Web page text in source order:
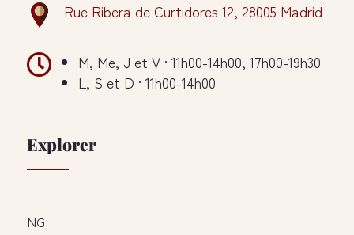
Rue Ribera de Curtidores 12, 28005 Madrid

M, Me, J et V · 11h00-14h00, 17h00-19h30
L, S et D · 11h00-14h00
Explorer
NG